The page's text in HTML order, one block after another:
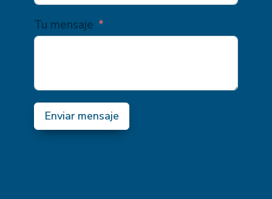
Tu mensaje
Enviar mensaje